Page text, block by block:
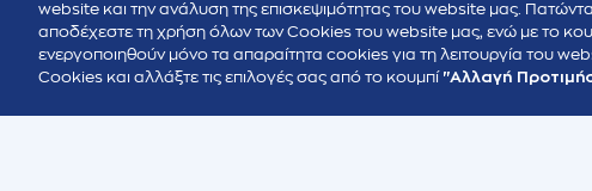
website και την ανάλυση της επισκεψιμότητας του website μας.
αποδέχεστε τη χρήση όλων των Cookies του website μας, ενώ με το
ενεργοποιηθούν μόνο τα απαραίτητα cookies για τη λειτουργία του
Cookies και αλλάξτε τις επιλογές σας από το κουμπί "Αλλαγή